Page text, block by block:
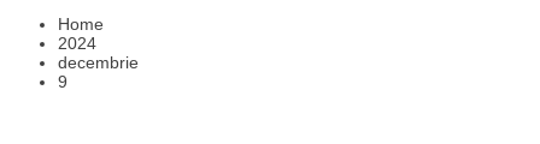
Home
2024
decembrie
9